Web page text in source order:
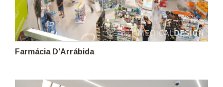
Farmácia D'Arrábida